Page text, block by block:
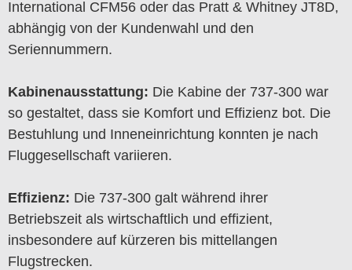
International CFM56 oder das Pratt & Whitney JT8D,
abhängig von der Kundenwahl und den
Seriennummern.
Kabinenausstattung: Die Kabine der 737-300 war
so gestaltet, dass sie Komfort und Effizienz bot. Die
Bestuhlung und Inneneinrichtung konnten je nach
Fluggesellschaft variieren.
Effizienz: Die 737-300 galt während ihrer
Betriebszeit als wirtschaftlich und effizient,
insbesondere auf kürzeren bis mittellangen
Flugstrecken.